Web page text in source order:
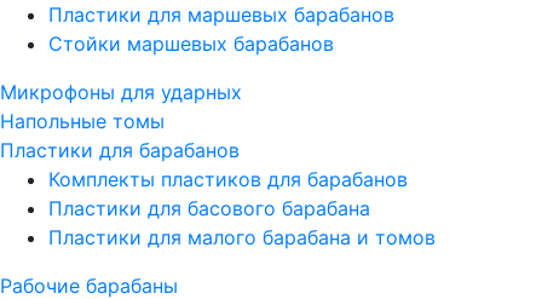
Пластики для маршевых барабанов
Стойки маршевых барабанов
Микрофоны для ударных
Напольные томы
Пластики для барабанов
Комплекты пластиков для барабанов
Пластики для басового барабана
Пластики для малого барабана и томов
Рабочие барабаны